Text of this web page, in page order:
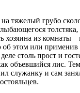
на тяжелый грубо
хозяина из комнаты –
об этом или
столь прост и
объевшийся лис.
служанку и сам